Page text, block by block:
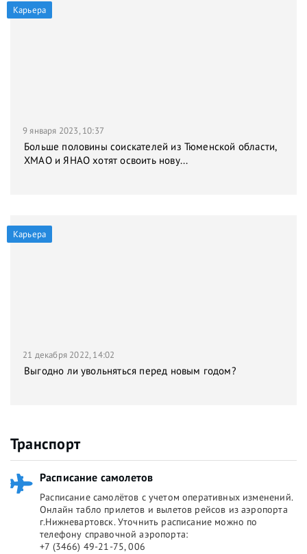
Карьера
9 января 2023, 10:37
Больше половины соискателей из Тюменской области,
ХМАО и ЯНАО хотят освоить нову...
Карьера
21 декабря 2022, 14:02
Выгодно ли увольняться перед новым годом?
Транспорт
Расписание самолетов
Расписание самолётов с учетом оперативных изменений.
Онлайн табло прилетов и вылетов рейсов из аэропорта
г.Нижневартовск. Уточнить расписание можно по
телефону справочной аэропорта:
+7 (3466) 49-21-75, 006